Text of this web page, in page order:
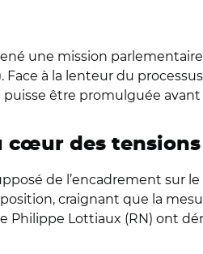
une mission
Face à la lenteur du
puisse être promulguée
cœur des tensions
de l’encadrement sur
craignant que la
Philippe Lottiaux (RN) ont